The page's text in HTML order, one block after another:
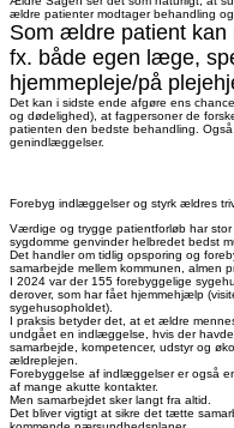
ældre patienter modtager behandling
Som ældre patient kan
fx. både egen læge,
hjemmepleje/på
Det kan i sidste ende afgøre ens
og dødelighed), at fagpersoner de
patienten den bedste behandling.
genindlæggelser.
Forebyg indlæggelser og styrk ældres
Værdige og trygge patientforløb har
sygdomme genvinder helbredet bedst
Det handler om tidlig opsporing og
samarbejde mellem kommunen, almen
I 2024 var der 155 forebyggelige
derover, som har fået hjemmehjælp
sygehusopholdet).
I praksis betyder det, at et ældre
undgået en indlæggelse, hvis der
samarbejde, kompetencer, udstyr og
ældreplejen.
Forebyggelse af indlæggelser er også
af mange akutte kontakter.
Men samarbejdet sker langt fra altid.
Det bliver vigtigt at sikre det tætte